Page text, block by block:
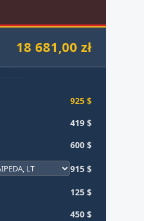
18 681,00 zł
925 $
419 $
600 $
915 $
125 $
450 $